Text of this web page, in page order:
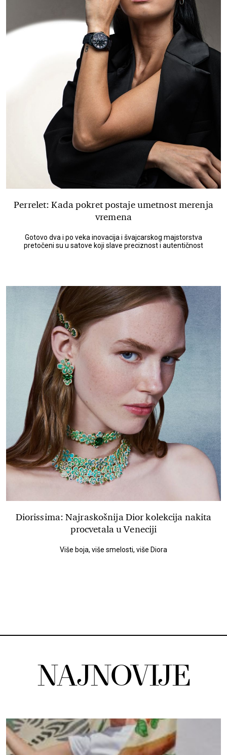
Perrelet: Kada pokret postaje umetnost merenja
vremena
Gotovo dva i po veka inovacija i švajcarskog majstorstva
pretočeni su u satove koji slave preciznost i autentičnost
Diorissima: Najraskošnija Dior kolekcija nakita
procvetala u Veneciji
Više boja, više smelosti, više Diora
NAJNOVIJE